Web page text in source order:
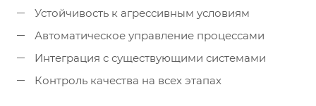
Устойчивость к агрессивным условиям
Автоматическое управление процессами
Интеграция с существующими системами
Контроль качества на всех этапах